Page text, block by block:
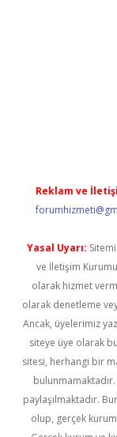
Reklam ve
Yasal Uyarı:
ve İletişim
olarak hizmet
olarak denetleme
Ancak, üyelerimiz
siteye üye olarak
sitesi, herhangi bir
bulunmamaktadır.
paylaşılmaktadır.
olup, gerçek